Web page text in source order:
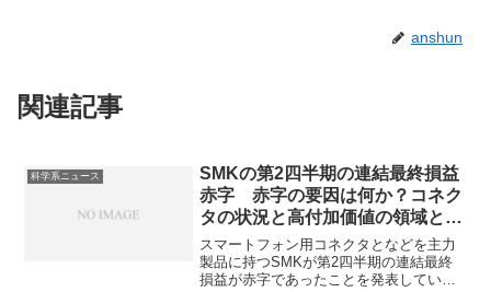
anshun
関連記事
科学系ニュース
SMKの第2四半期の連結最終損益
赤字 赤字の要因は何か？コネク
タの状況と高付加価値の領域と
は？
スマートフォン用コネクタとなどを主力
製品に持つSMKが第2四半期の連結最終
損益が赤字であったことを発表していま